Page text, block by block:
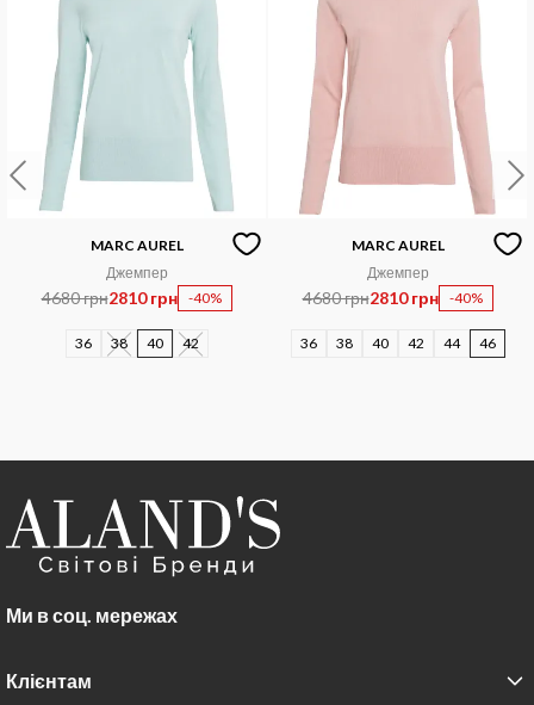
MARC AUREL
Джемпер
4680 грн2810 грн -40%
36 38 40 42
MARC AUREL
Джемпер
4680 грн2810 грн -40%
36 38 40 42 44 46
Ми в соц. мережах
Клієнтам